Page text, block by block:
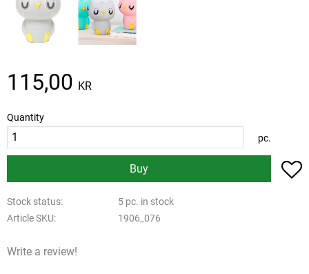
115,00 KR
Quantity
pc.
Buy
Stock status
5 pc. in stock
Article SKU
1906_076
Write a review!